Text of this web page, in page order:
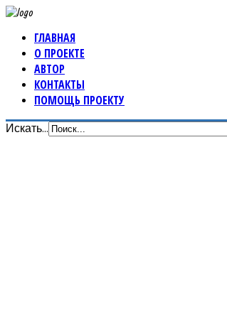
ГЛАВНАЯ
О ПРОЕКТЕ
АВТОР
КОНТАКТЫ
ПОМОЩЬ ПРОЕКТУ
Искать...